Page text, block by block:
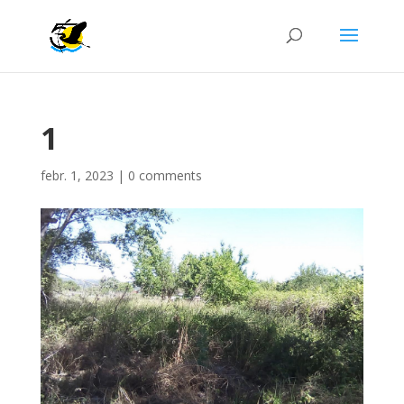
1
febr. 1, 2023 | 0 comments